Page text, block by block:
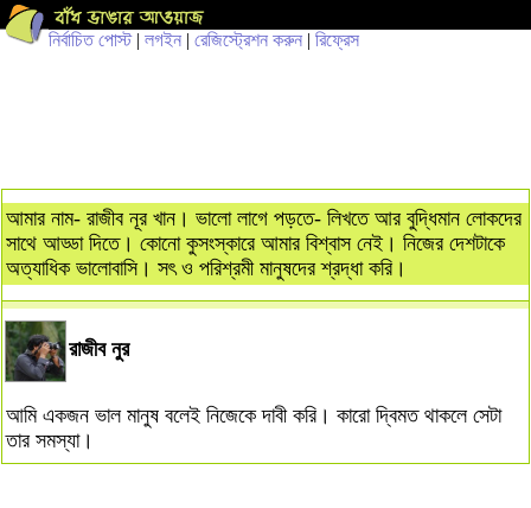
নির্বাচিত পোস্ট| লগইন | রেজিস্ট্রেশন করুন | রিফ্রেস
আমার নাম- রাজীব নূর খান। ভালো লাগে পড়তে- লিখতে আর বুদ্ধিমান লোকদের
সাথে আড্ডা দিতে। কোনো কুসংস্কারে আমার বিশ্বাস নেই। নিজের দেশটাকে
অত্যাধিক ভালোবাসি। সৎ ও পরিশ্রমী মানুষদের শ্রদ্ধা করি।
রাজীব নুর
আমি একজন ভাল মানুষ বলেই নিজেকে দাবী করি। কারো দ্বিমত থাকলে সেটা
তার সমস্যা।